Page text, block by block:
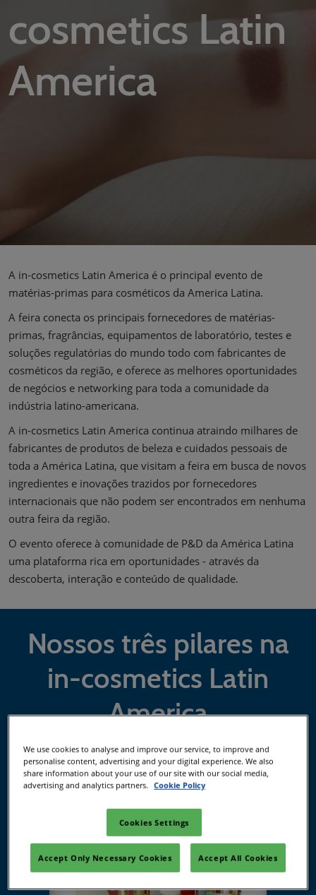
cosmetics Latin
America
A in-cosmetics Latin America é o principal evento de
matérias-primas para cosméticos da America Latina.
A feira conecta os principais fornecedores de matérias-
primas, fragrâncias, equipamentos de laboratório, testes e
soluções regulatórias do mundo todo com fabricantes de
cosméticos da região, e oferece as melhores oportunidades
de negócios e networking para toda a comunidade da
indústria latino-americana.
A in-cosmetics Latin America continua atraindo milhares de
fabricantes de produtos de beleza e cuidados pessoais de
toda a América Latina, que visitam a feira em busca de novos
ingredientes e inovações trazidos por fornecedores
internacionais que não podem ser encontrados em nenhuma
outra feira da região.
O evento oferece à comunidade de P&D da América Latina
uma plataforma rica em oportunidades - através da
descoberta, interação e conteúdo de qualidade.
Nossos três pilares na
in-cosmetics Latin
America
We use cookies to analyse and improve our service, to improve and
personalise content, advertising and your digital experience. We also
share information about your use of our site with our social media,
advertising and analytics partners.
Cookie Policy
Cookies Settings
Accept Only Necessary Cookies Accept All Cookies